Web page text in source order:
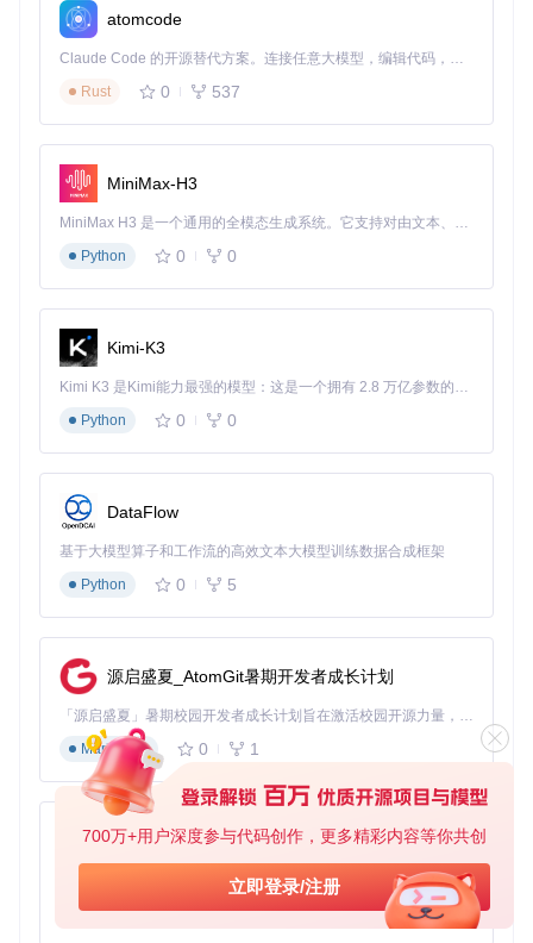
700万+用户深度参与代码创作，更多精彩内容等你共创
立即登录/注册
跨平台功能差异方面，Windows版本提供了更丰富的系统集成
选项，如资源管理器右键菜单和系统托盘通知；macOS版本
则优化了Retina屏幕显示和触控板手势操作；Linux版本则支
持多种窗口管理器和主题引擎。所有平台均保持核心编辑功能
的一致性，确保用户在不同系统间切换时能保持相同的操作体
验。
多元安装：三种差异化方案满足不同用户需求
Notepad--提供了多种安装方式，可根据用户技术背景和使用
方案一：Homebrew包管理器安装（推荐普通用户）
对于macOS用户，通过Homebrew安装是最便捷的方式，能自
# 确保Homebrew已安装
/bin/bash -c "$(curl -fsSL https://
# 添加Notepad--的tap源
brew tap GitHub_Trending/no
-，同时系统会自动配置命令行启动路径，可通过终端输入not
epad--启动程序。
方案二：源码编译安装（适合开发者）
操作目标：从源码构建并安装Notepad-- 执行方法：
atomcode
Claude Code 的开源替代方案。连接任意大模型，编辑代码，运行命令，自动验证 — 全自动执行。用 Rust 构建，极致性能。 ｜ An open-source alternative to Claude Code. Connect any LLM, edit code, run commands, and verify changes — autonomously. Built in Rust for speed. Get Started
Rust
0 537
MiniMax-H3
MiniMax H3 是一个通用的全模态生成系统。它支持对由文本、图像、视频和音频组成的多模态上下文进行统一理解，并能生成分辨率高达 2K、时长可达 15 秒的带原生立体声音频的视频。得益于面向任务泛化的系统设计，H3 在预训练阶段就已具备广泛的多模态上下文理解与生成能力，能够出色地执行复杂的多模态指令。
Python
0 0
Kimi-K3
Kimi K3 是Kimi能力最强的模型：这是一个拥有 2.8 万亿参数的混合专家（MoE）模型，具备原生视觉理解能力，并支持 100 万 token 的上下文窗口。
Python
0 0
DataFlow
基于大模型算子和工作流的高效文本大模型训练数据合成框架
Python
0 5
源启盛夏_AtomGit暑期开发者成长计划
「源启盛夏」暑期校园开发者成长计划旨在激活校园开源力量，通过积分激励、认证扶持、资源倾斜等形式，引导高校组织和开发者完成「入驻 — 建项目 — 做贡献 — 获认证 — 得资源」的完整闭环。无论你是想带领社团入驻平台的组织者，还是希望用代码贡献证明自己的开发者，都能在这里找到属于你的成长路径。
Markdown
0 1
py-xiaozhi
基于Python的Xiaozhi AI，适用于想要完整Xiaozhi体验而无需拥有专用硬件的用户。
Python
0 1